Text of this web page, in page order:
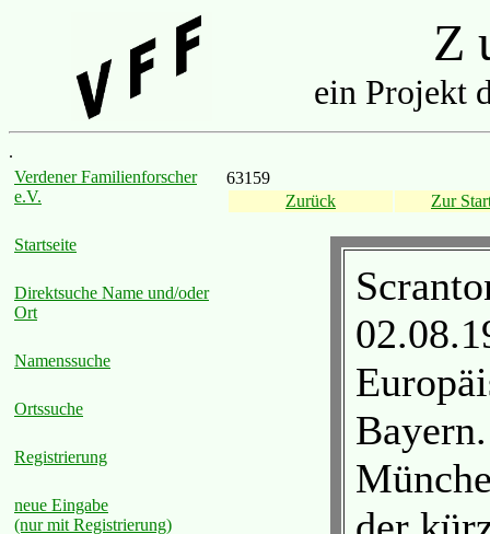
Z
ein Projekt
.
Verdener Familienforscher
e.V.
Startseite
Direktsuche Name und/oder
Ort
Namenssuche
Ortssuche
Registrierung
neue Eingabe
(nur mit Registrierung)
63159
Zurück
Zur
Bayern.